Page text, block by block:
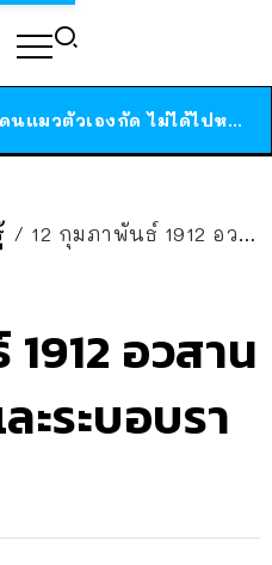
สาวญี่ปุ่นโดนแมวตัวเองกัด ไม่ได้ไปหาหมอตั้งแต่เนิ่นๆ สุดท้ายขาบวม กลายเป็นโรคเนื้อเน่า เตือนทาสแมวทั้งหลายให้ระวัง
/ 12 กุมภาพันธ์ 1912 อวสานราชวงศ์ชิง และระบอบราชาธิปไตยจีน
อวสาน
ะระบอบรา